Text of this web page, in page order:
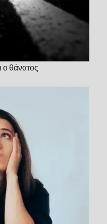
ο θάνατος